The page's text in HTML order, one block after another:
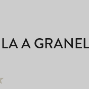
A GRANEL